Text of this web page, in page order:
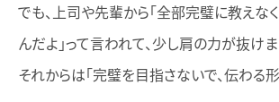
でも、上司や先輩から「全部完璧に教えな
んだよ」って言われて、少し肩の力が抜けま
それからは「完璧を目指さないで、伝わる